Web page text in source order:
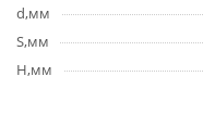
d,мм
S,мм
H,мм